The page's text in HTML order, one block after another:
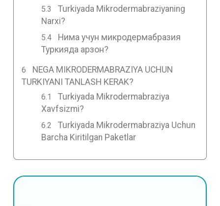
Turkiyada Mikrodermabraziyaning
Narxi?
Нима учун микродермабразия
Туркияда арзон?
NEGA MIKRODERMABRAZIYA UCHUN
TURKIYANI TANLASH KERAK?
Turkiyada Mikrodermabraziya
Xavfsizmi?
Turkiyada Mikrodermabraziya Uchun
Barcha Kiritilgan Paketlar